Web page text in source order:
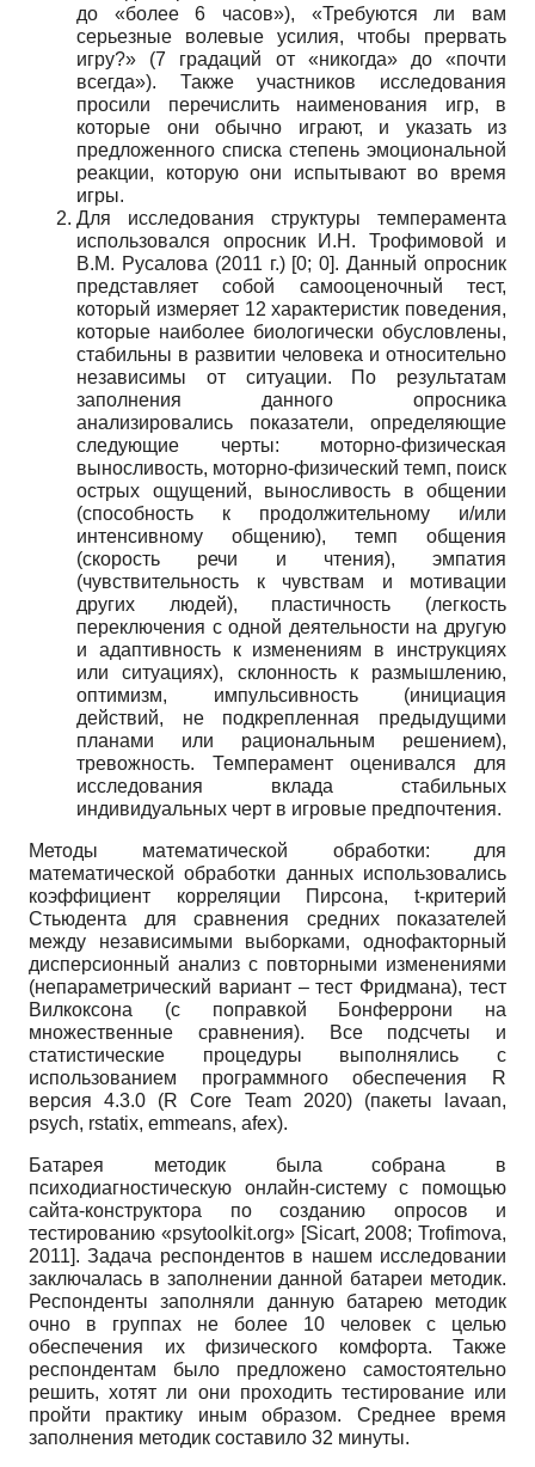
до «более 6 часов»), «Требуются ли вам
серьезные волевые усилия, чтобы прервать
игру?» (7 градаций от «никогда» до «почти
всегда»). Также участников исследования
просили перечислить наименования игр, в
которые они обычно играют, и указать из
предложенного списка степень эмоциональной
реакции, которую они испытывают во время
игры.
Для исследования структуры темперамента
использовался опросник И.Н. Трофимовой и
В.М. Русалова (2011 г.) [0;0]. Данный опросник
представляет собой самооценочный тест,
который измеряет 12 характеристик поведения,
которые наиболее биологически обусловлены,
стабильны в развитии человека и относительно
независимы от ситуации. По результатам
заполнения данного опросника
анализировались показатели, определяющие
следующие черты: моторно-физическая
выносливость, моторно-физический темп, поиск
острых ощущений, выносливость в общении
(способность к продолжительному и/или
интенсивному общению), темп общения
(скорость речи и чтения), эмпатия
(чувствительность к чувствам и мотивации
других людей), пластичность (легкость
переключения с одной деятельности на другую
и адаптивноcть к изменениям в инструкциях
или ситуациях), склонность к размышлению,
оптимизм, импульсивность (инициация
действий, не подкрепленная предыдущими
планами или рациональным решением),
тревожность. Темперамент оценивался для
исследования вклада стабильных
индивидуальных черт в игровые предпочтения.
Методы математической обработки: для
математической обработки данных использовались
коэффициент корреляции Пирсона, t-критерий
Стьюдента для сравнения средних показателей
между независимыми выборками, однофакторный
дисперсионный анализ с повторными изменениями
(непараметрический вариант – тест Фридмана), тест
Вилкоксона (с поправкой Бонферрони на
множественные сравнения). Все подсчеты и
статистические процедуры выполнялись с
использованием программного обеспечения R
версия 4.3.0 (R Core Team 2020) (пакеты lavaan,
psych, rstatix, emmeans, afex).
Батарея методик была собрана в
психодиагностическую онлайн-систему с помощью
сайта-конструктора по созданию опросов и
тестированию «psytoolkit.org» [Sicart, 2008; Trofimova,
2011]. Задача респондентов в нашем исследовании
заключалась в заполнении данной батареи методик.
Респонденты заполняли данную батарею методик
очно в группах не более 10 человек с целью
обеспечения их физического комфорта. Также
респондентам было предложено самостоятельно
решить, хотят ли они проходить тестирование или
пройти практику иным образом. Среднее время
заполнения методик составило 32 минуты.